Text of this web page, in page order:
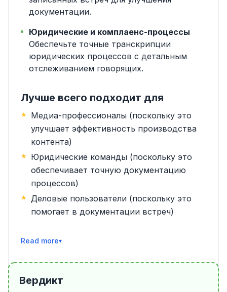
документации.
Юридические и комплаенс-процессы
Обеспечьте точные транскрипции
юридических процессов с детальным
отслеживанием говорящих.
Лучше всего подходит для
Медиа-профессионалы (поскольку это
улучшает эффективность производства
контента)
Юридические команды (поскольку это
обеспечивает точную документацию
процессов)
Деловые пользователи (поскольку это
помогает в документации встреч)
Читать далее
Вердикт